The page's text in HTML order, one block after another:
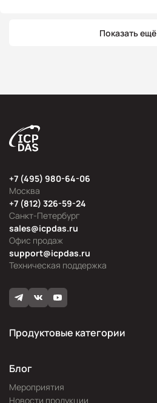
Показать ещё
Москва
+7 (495) 980-64-06
Офис продаж
sales@icpdas.ru
Санкт-Петербург
+7 (812) 326-59-24
Техническая поддержка
support@icpdas.ru
Продуктовые категории
Блог
Мероприятия
Новости продукции